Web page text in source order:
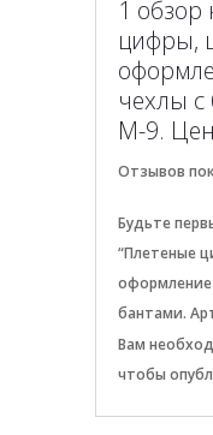
1 обзор
цифры,
чехлы с
М-9.
Отзывов
Будьте
“Плетеные
оформление
бантами.
Вам
чтобы